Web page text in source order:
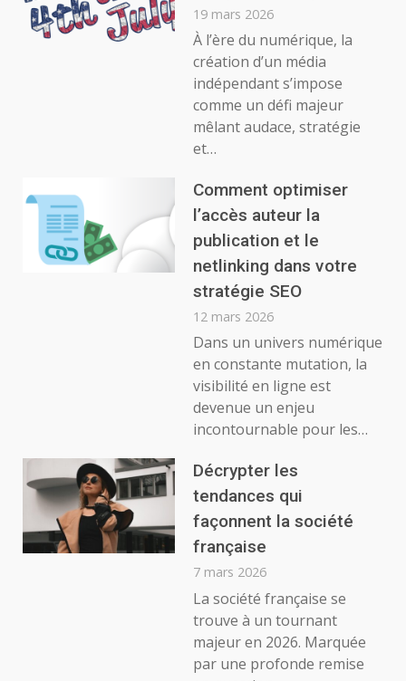
19 mars 2026
À l’ère du numérique, la
création d’un média
indépendant s’impose
comme un défi majeur
mêlant audace, stratégie
et…
Comment optimiser
l’accès auteur la
publication et le
netlinking dans votre
stratégie SEO
12 mars 2026
Dans un univers numérique
en constante mutation, la
visibilité en ligne est
devenue un enjeu
incontournable pour les…
Décrypter les
tendances qui
façonnent la société
française
7 mars 2026
La société française se
trouve à un tournant
majeur en 2026. Marquée
par une profonde remise